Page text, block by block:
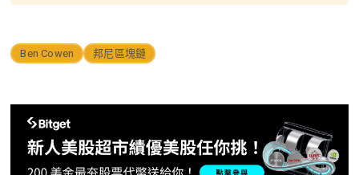
Ben Cowen 邦尼區塊鏈